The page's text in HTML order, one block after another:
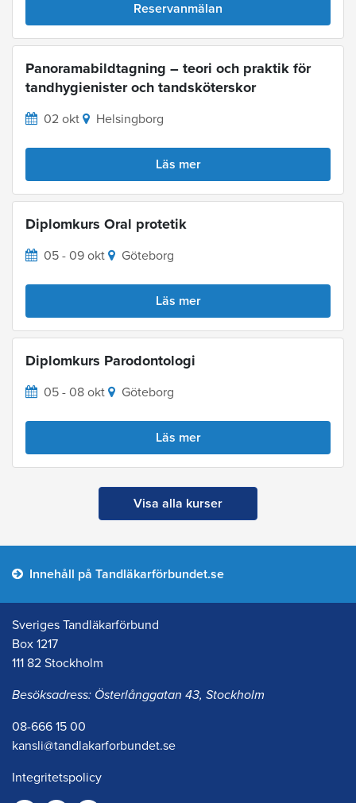
Reservanmälan
Panoramabildtagning – teori och praktik för
tandhygienister och tandsköterskor
02 okt Helsingborg
Läs mer
Diplomkurs Oral protetik
05 - 09 okt Göteborg
Läs mer
Diplomkurs Parodontologi
05 - 08 okt Göteborg
Läs mer
Visa alla kurser
Innehåll på Tandläkarförbundet.se
Sveriges Tandläkarförbund
Box 1217
111 82 Stockholm
Besöksadress: Österlånggatan 43, Stockholm
08-666 15 00
kansli@tandlakarforbundet.se
Integritetspolicy